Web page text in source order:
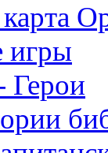
игры